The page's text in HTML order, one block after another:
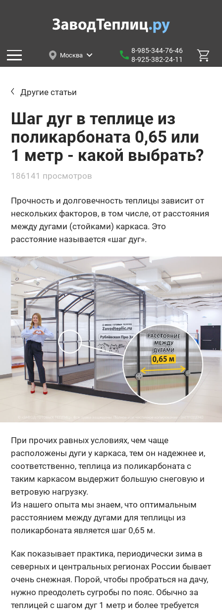
Москва
8-985-344-76-46
8-925-382-24-11
Другие статьи
Шаг дуг в теплице из
поликарбоната 0,65 или
1 метр - какой выбрать?
186141 просмотров
Прочность и долговечность теплицы зависит от
нескольких факторов, в том числе, от расстояния
между дугами (стойками) каркаса. Это
расстояние называется «шаг дуг».
При прочих равных условиях, чем чаще
расположены дуги у каркаса, тем он надежнее и,
соответственно, теплица из поликарбоната с
таким каркасом выдержит большую снеговую и
ветровую нагрузку.
Из нашего опыта мы знаем, что оптимальным
расстоянием между дугами для теплицы из
поликарбоната является шаг 0,65 м.
Как показывает практика, периодически зима в
северных и центральных регионах России бывает
очень снежная. Порой, чтобы пробраться на дачу,
нужно преодолеть сугробы по пояс. Обычно за
теплицей с шагом дуг 1 метр и более требуется